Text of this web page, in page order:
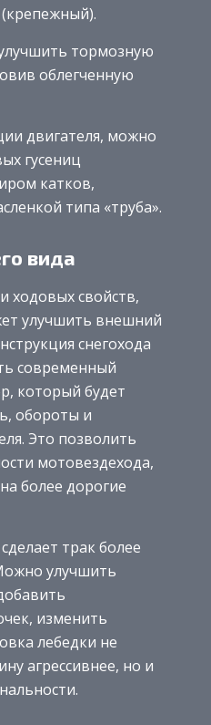
(крепежный).
тормозную
облегченную
двигателя, можно
гусениц
катков,
типа «труба».
вида
ходовых свойств,
улучшить внешний
снегохода
современный
который будет
обороты и
Это позволить
мотовездехода,
более дорогие
трак более
улучшить
изменить
лебедки не
агрессивнее, но и